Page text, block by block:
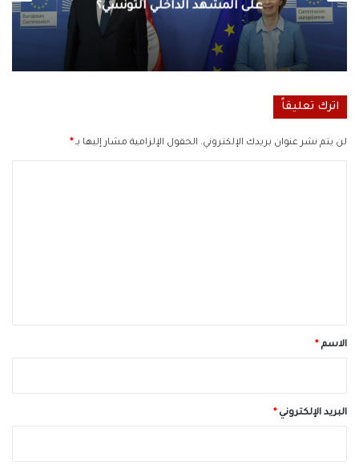
على المشهد الداخلي التونسي؟
اترك تعليقاً
لن يتم نشر عنوان بريدك الإلكتروني. الحقول الإلزامية مشار إليها بـ*
*الاسم*
البريد الإلكتروني*